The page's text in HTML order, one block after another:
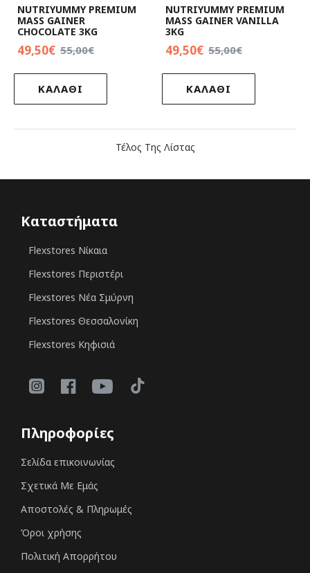
NUTRIYUMMY PREMIUM
MASS GAINER
CHOCOLATE 3KG
49,50€ 55,00€
ΚΑΛΑΘΙ
NUTRIYUMMY PREMIUM
MASS GAINER VANILLA
3KG
49,50€ 55,00€
ΚΑΛΑΘΙ
Τέλος Της Λίστας
Καταστήματα
Flexstores Νίκαια
Flexstores Περιστέρι
Flexstores Νέα Σμύρνη
Flexstores Θεσσαλονίκη
Flexstores Κηφισιά
Πληροφορίες
Σελίδα επικοινωνίας
Σχετικά Με Εμάς
Αποστολές & Πληρωμές
Όροι χρήσης
Πολιτική Απορρήτου